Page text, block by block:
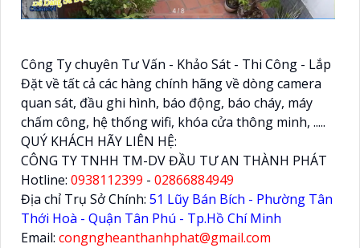
Công Ty chuyên Tư Vấn - Khảo Sát - Thi Công - Lắp
Đặt về tất cả các hàng chính hãng về dòng camera
quan sát, đầu ghi hình, báo động, báo cháy, máy
chấm công, hệ thống wifi, khóa cửa thông minh, .....
QUÝ KHÁCH HÃY LIÊN HỆ:
CÔNG TY TNHH TM-DV ĐẦU TƯ AN THÀNH PHÁT
Hotline: 0938112399 - 02866884949
Địa chỉ Trụ Sở Chính: 51 Lũy Bán Bích - Phường Tân
Thới Hoà - Quận Tân Phú - Tp.Hồ Chí Minh
Email: congngheanthanhphat@gmail.com